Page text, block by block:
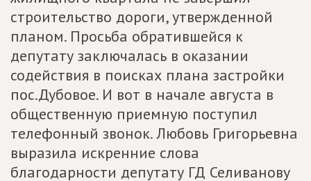
строительство дороги, утвержденной
планом. Просьба обратившейся к
депутату заключалась в оказании
содействия в поисках плана застройки
пос.Дубовое. И вот в начале августа в
общественную приемную поступил
телефонный звонок. Любовь Григорьевна
выразила искренние слова
благодарности депутату ГД Селиванову